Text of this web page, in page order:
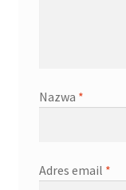
Nazwa *
Adres email *